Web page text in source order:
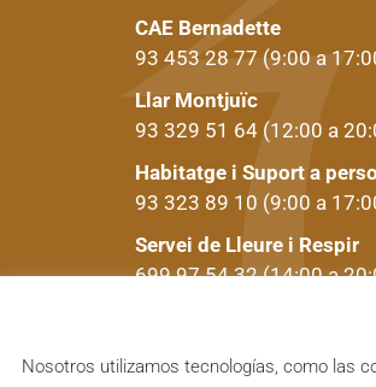
CAE Bernadette
93 453 28 77 (9:00 a
Llar Montjuïc
93 329 51 64 (12:00 a
Habitatge i Suport a
93 323 89 10 (9:00 a
Servei de Lleure i Respir
699 97 54 32(14:00 a
Nosotros utilizamos tecnologías, como las